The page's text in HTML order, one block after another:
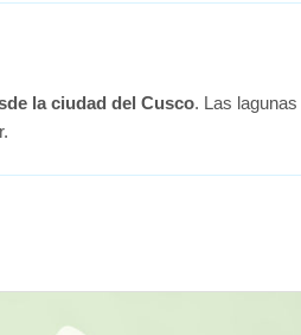
la ciudad del Cusco. Las